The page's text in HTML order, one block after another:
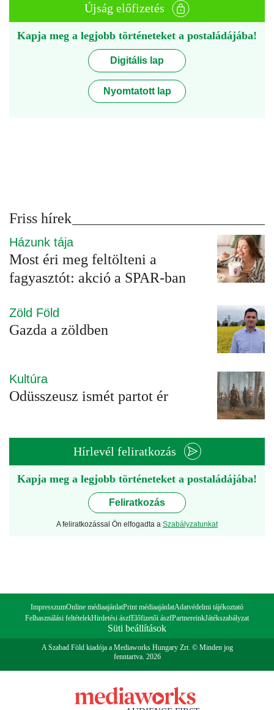
Újság előfizetés
Kapja meg a legjobb történeteket a postaládájába!
Digitális lap
Nyomtatott lap
Friss hírek
Házunk tája
Most éri meg feltölteni a
fagyasztót: akció a SPAR-ban
Zöld Föld
Gazda a zöldben
Kultúra
Odüsszeusz ismét partot ér
Hírlevél feliratkozás
Kapja meg a legjobb történeteket a postaládájába!
Feliratkozás
A feliratkozással Ön elfogadta a Szabályzatunkat
ImpresszumOnline médiaajánlatPrint médiaajánlatAdatvédelmi tájékoztató
Felhasználási feltételekHirdetési ászfElőfizetői ászfPartnereinkJátékszabályzat
Süti beállítások
A Szabad Föld kiadója a Mediaworks Hungary Zrt. © Minden jog
fenntartva. 2026